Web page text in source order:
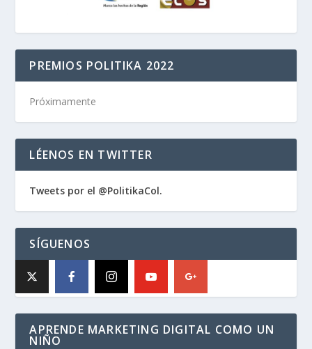
PREMIOS POLITIKA 2022
Próximamente
LÉENOS EN TWITTER
Tweets por el @PolitikaCol.
SÍGUENOS
APRENDE MARKETING DIGITAL COMO UN
NIÑO